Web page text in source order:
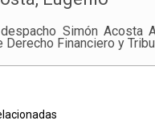
Simón Acosta
Derecho Financiero y